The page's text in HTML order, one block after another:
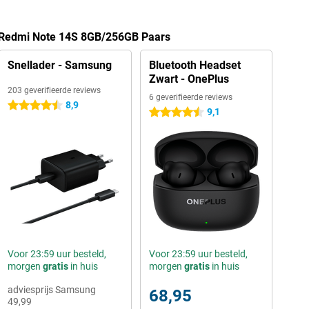
Note 14S 8GB/256GB Paars
Snellader - Samsung
203 geverifieerde reviews
4.5 sterren 8,9
Voor 23:59 uur besteld,
morgen gratisin huis
49,99
adviesprijs Samsung
Bluetooth Headset
Zwart - OnePlus
6 geverifieerde reviews
4.5 sterren 9,1
Voor 23:59 uur besteld,
morgen gratisin huis
68,95